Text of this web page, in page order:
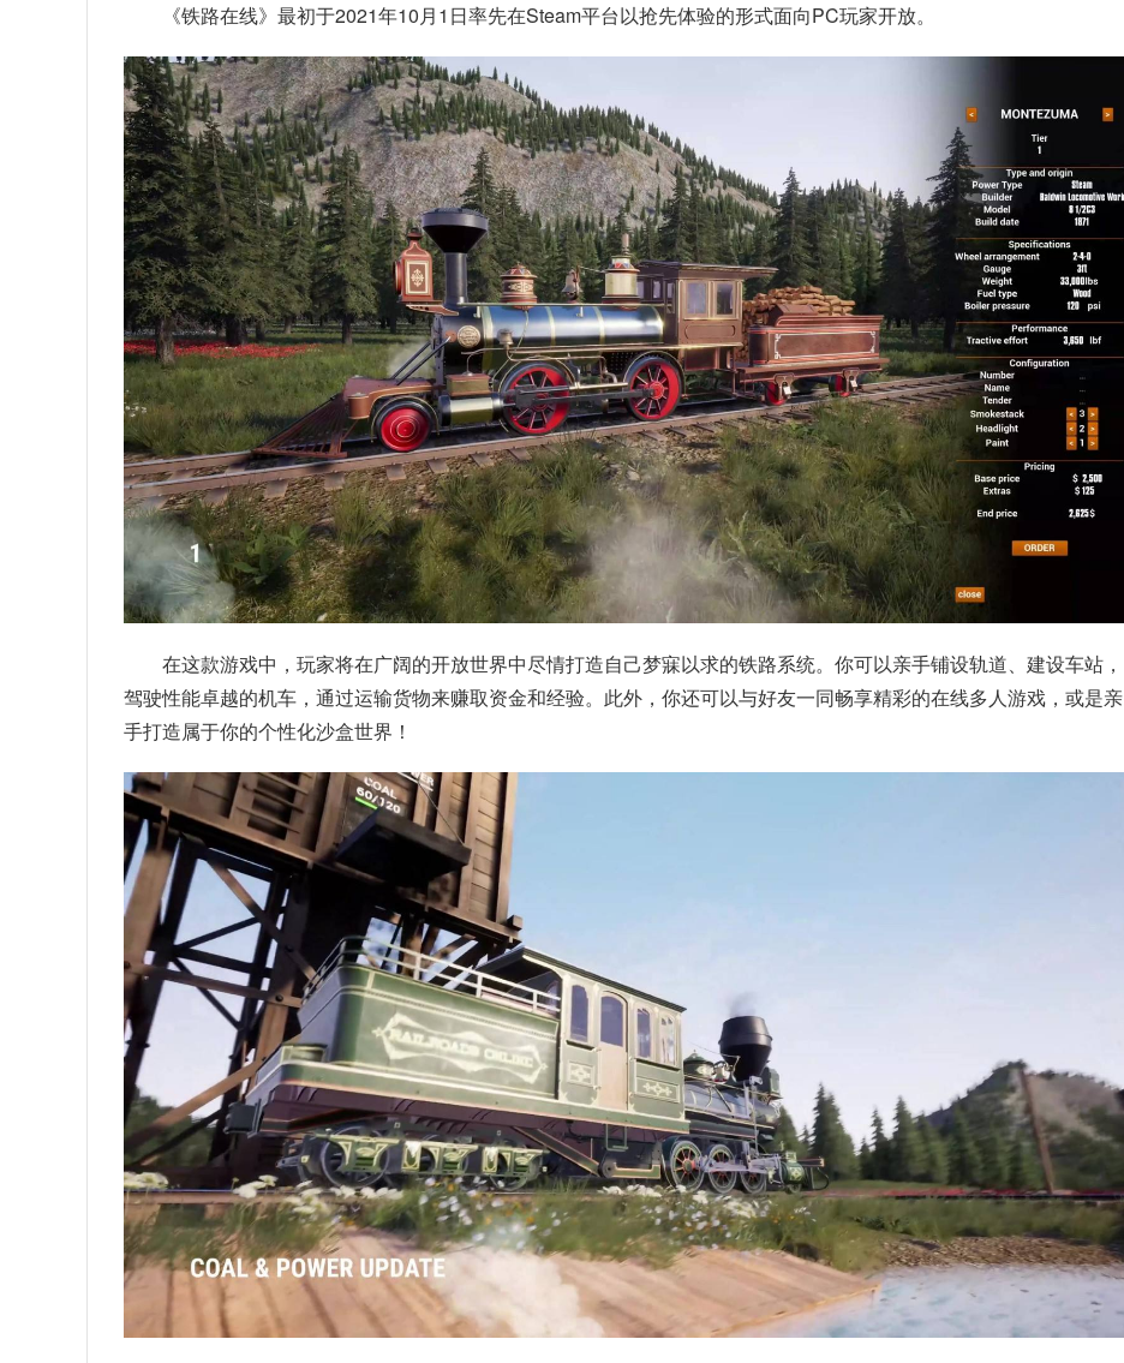
《铁路在线》最初于2021年10月1日率先在Steam平台以抢先体验的形式面向PC玩家开放。
在这款游戏中，玩家将在广阔的开放世界中尽情打造自己梦寐以求的铁路系统。你可以亲手铺设轨道、建设车站，
驾驶性能卓越的机车，通过运输货物来赚取资金和经验。此外，你还可以与好友一同畅享精彩的在线多人游戏，或是亲
手打造属于你的个性化沙盒世界！